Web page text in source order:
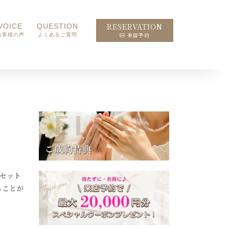
客様の声
QUESTION
よくあるご質問
RESERVATION
来店予約
ット
ことが